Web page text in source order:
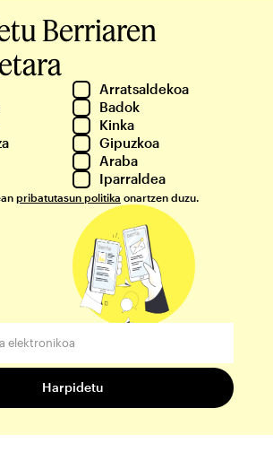
Berriaren
Arratsaldekoa
Badok
Kinka
Gipuzkoa
Araba
Iparraldea
pribatutasun politika onartzen duzu.